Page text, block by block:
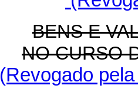
BENS E
NO CURSO
(Revogado